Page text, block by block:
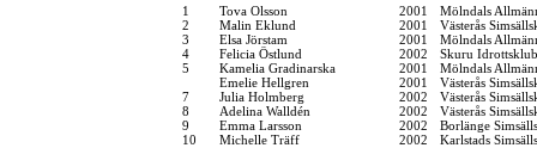
1 Tova Olsson 2001
Mölndals
2
Malin Eklund 2001
Västerås
3
Elsa Jörstam 2001
Mölndals
4
Felicia Östlund 2002
Skuru
5
Kamelia Gradinarska 2001
Mölndals
Emelie Hellgren
2001
Västerås
7
Julia Holmberg 2002
Västerås
8
Adelina Walldén 2002
Västerås
9
Emma Larsson 2002
Borlänge
10
Michelle Träff 2002
Karlstads